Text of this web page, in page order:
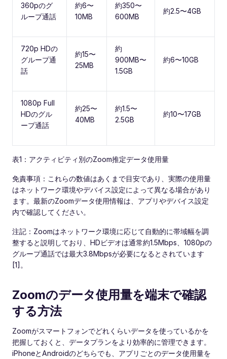
360pのグ
ループ通話
約6〜
10MB
約350〜
600MB
約2.5〜4GB
720p HDの
グループ通
話
約15〜
25MB
約
900MB〜
1.5GB
約6〜10GB
1080p Full
HDのグル
ープ通話
約25〜
40MB
約1.5〜
2.5GB
約10〜17GB
表1：アクティビティ別のZoom推定データ使用量
免責事項：これらの数値はあくまで目安であり、実際の使用量
はネットワーク環境やデバイス設定によって異なる場合があり
ます。最新のZoomデータ使用情報は、アプリやデバイス設定
内で確認してください。
注記：Zoomはネットワーク環境に応じて自動的に帯域幅を調
整すると説明しており、HDビデオは通常約1.5Mbps、1080pの
グループ通話では最大3.8Mbpsが必要になるとされています
[1]。
Zoomのデータ使用量を端末で確認
する方法
Zoomがスマートフォンでどれくらいデータを使っているかを
把握しておくと、データプランをより効率的に管理できます。
iPhoneとAndroidのどちらでも、アプリごとのデータ使用量を